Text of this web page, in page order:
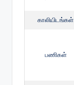
காலியிடங்கள்
பணிகள்